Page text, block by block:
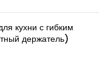
кухни с гибким
держатель)